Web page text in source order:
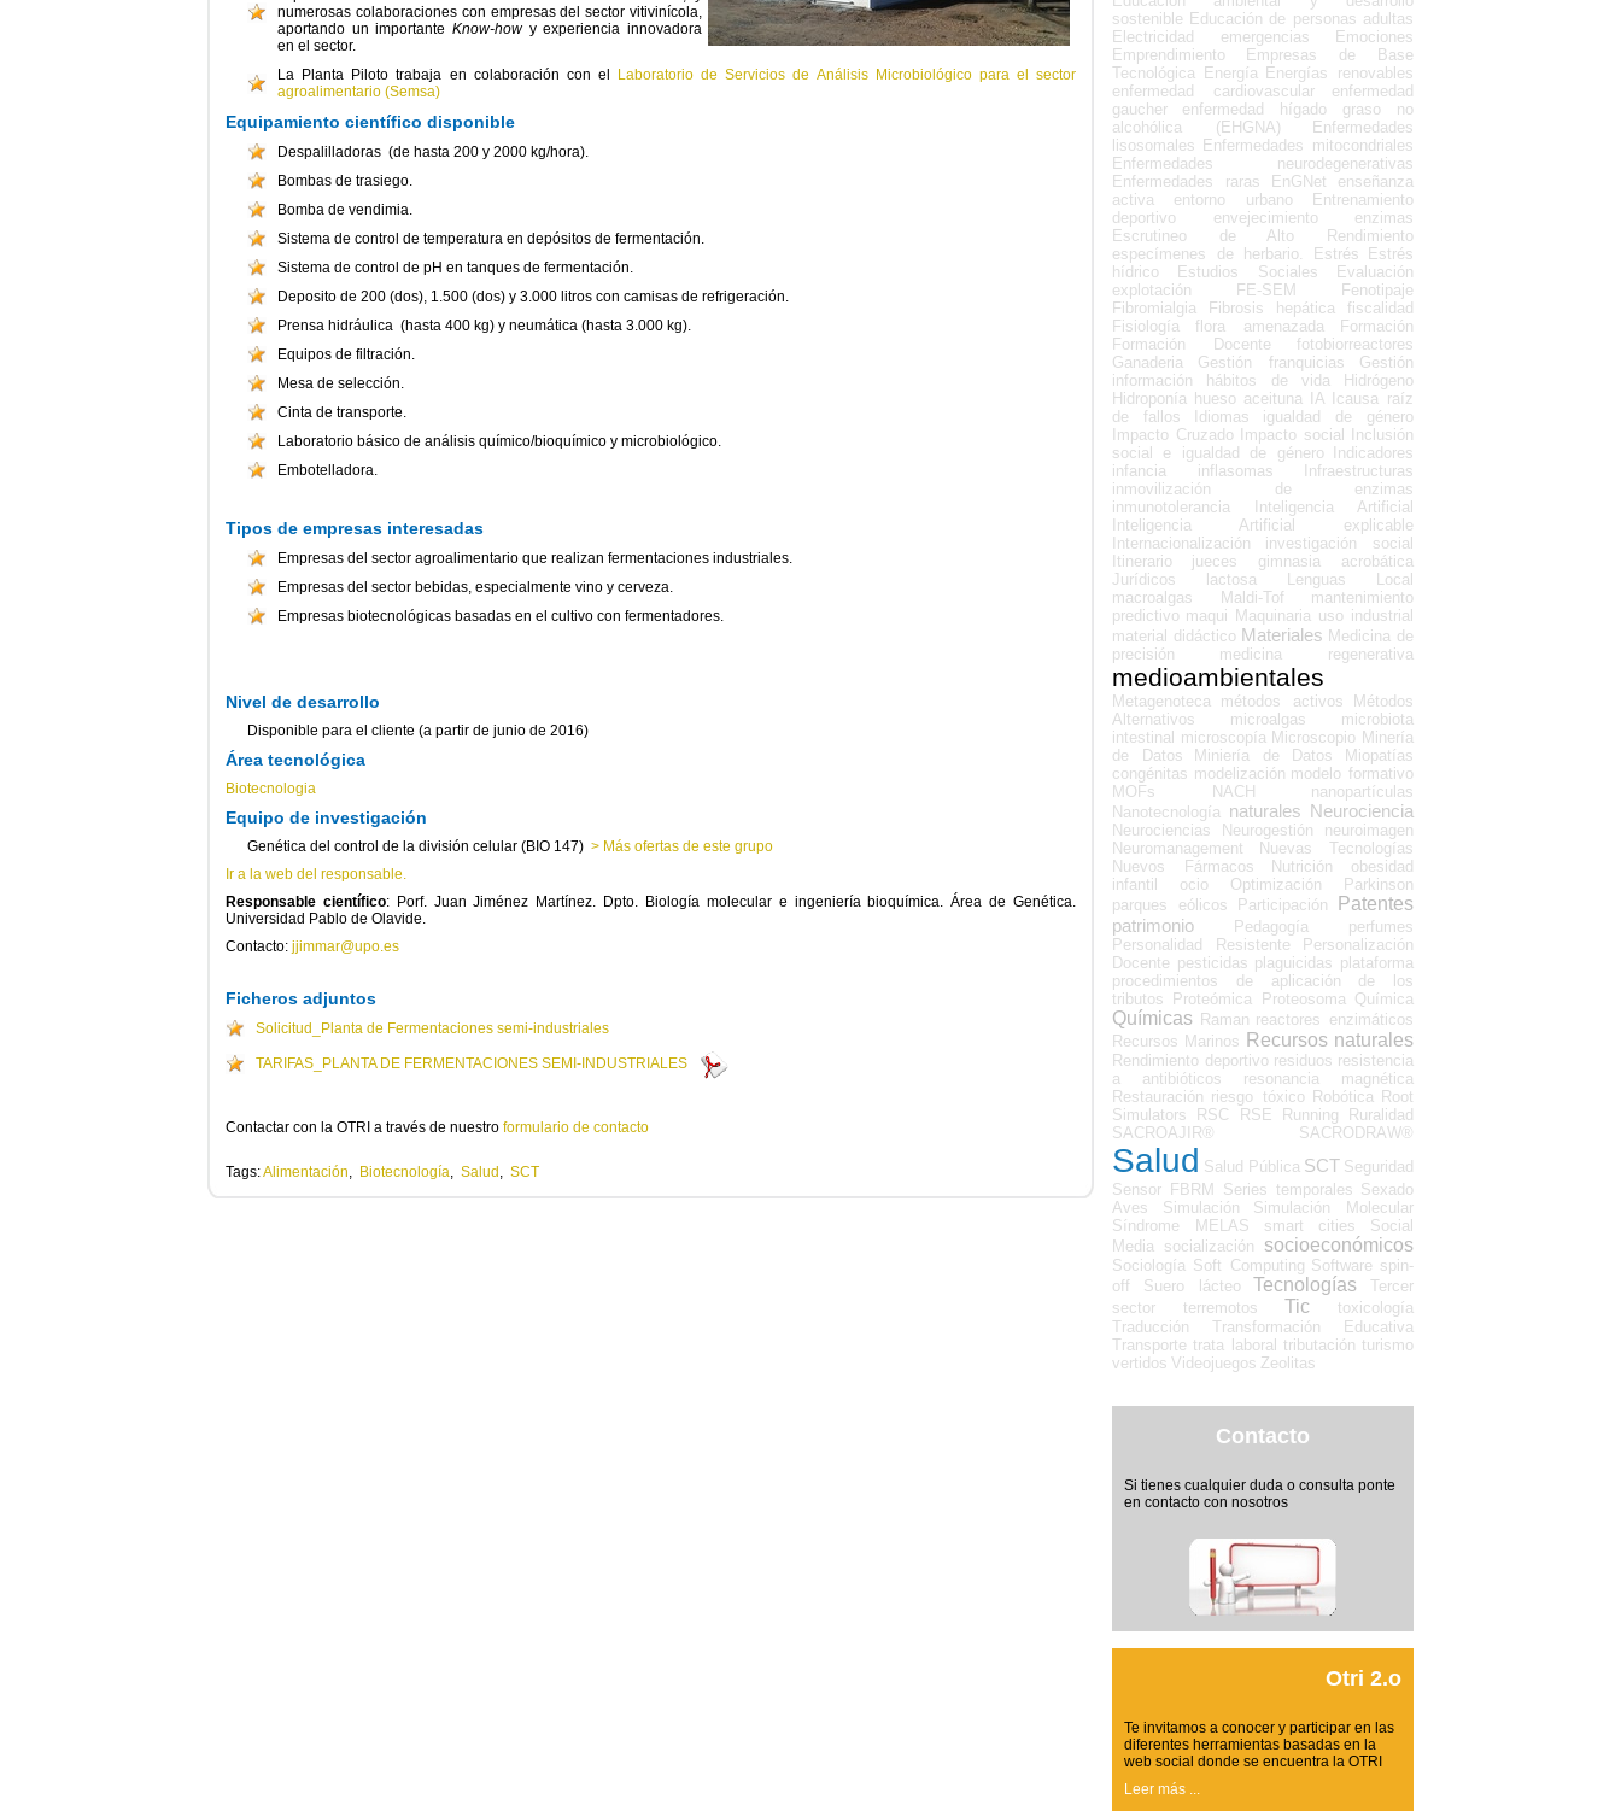
numerosas colaboraciones con empresas del sector vitivinícola,
aportando un importante Know-howy experiencia innovadora
en el sector.
La Planta Piloto trabaja en colaboración con el
Laboratorio de Servicios de Análisis Microbiológico para el sector
agroalimentario (Semsa)
Equipamiento científico disponible
Despalilladoras (de hasta 200 y 2000 kg/hora).
Bombas de trasiego.
Bomba de vendimia.
Sistema de control de temperatura en depósitos de fermentación.
Sistema de control de pH en tanques de fermentación.
Deposito de 200 (dos), 1.500 (dos) y 3.000 litros con camisas de refrigeración.
Prensa hidráulica (hasta 400 kg) y neumática (hasta 3.000 kg).
Equipos de filtración.
Mesa de selección.
Cinta de transporte.
Laboratorio básico de análisis químico/bioquímico y microbiológico.
Embotelladora.
Tipos de empresas interesadas
Empresas del sector agroalimentario que realizan fermentaciones industriales.
Empresas del sector bebidas, especialmente vino y cerveza.
Empresas biotecnológicas basadas en el cultivo con fermentadores.
Nivel de desarrollo
Disponible para el cliente (a partir de junio de 2016)
Área tecnológica
Biotecnologia
Equipo de investigación
Genética del control de la división celular (BIO 147) > Más ofertas de este grupo
Ir a la web del responsable.
Responsable científico: Porf. Juan Jiménez Martínez. Dpto. Biología molecular e ingeniería bioquímica. Área de Genética.
Universidad Pablo de Olavide.
Contacto: jjimmar@upo.es
Ficheros adjuntos
Solicitud_Planta de Fermentaciones semi-industriales
TARIFAS_PLANTA DE FERMENTACIONES SEMI-INDUSTRIALES
Contactar con la OTRI a través de nuestro formulario de contacto
Tags:Alimentación, Biotecnología, Salud , SCT
sostenible Educación de personas adultas
Electricidad
emergencias
Emociones
Emprendimiento
Empresas de Base
Tecnológica Energía Energías renovables
enfermedad cardiovascular
enfermedad
gaucher
enfermedad hígado graso no
alcohólica (EHGNA)
Enfermedades
lisosomales Enfermedades mitocondriales
Enfermedades neurodegenerativas
Enfermedades raras
EnGNet
enseñanza
activa
entorno urbano
Entrenamiento
deportivo
envejecimiento
enzimas
Escrutineo de Alto Rendimiento
especímenes de herbario.
Estrés
Estrés
hídrico
Estudios Sociales
Evaluación
explotación
FE-SEM
Fenotipaje
Fibromialgia
Fibrosis hepática
fiscalidad
Fisiología
flora amenazada
Formación
Formación Docente
fotobiorreactores
Ganaderia
Gestión franquicias
Gestión
información
hábitos de vida
Hidrógeno
Hidroponía hueso aceituna IA
Icausa raíz
de fallos
Idiomas
igualdad de género
Impacto Cruzado
Impacto social
Inclusión
social e igualdad de género
Indicadores
infancia
inflasomas
Infraestructuras
inmovilización de enzimas
inmunotolerancia
Inteligencia Artificial
Inteligencia Artificial explicable
Internacionalización
investigación social
Itinerario
jueces gimnasia acrobática
Jurídicos
lactosa Lenguas
Local
macroalgas
Maldi-Tof
mantenimiento
predictivo maqui Maquinaria uso industrial
material didáctico Materiales Medicina de
precisión
medicina regenerativa
medioambientales
Metagenoteca métodos activos
Métodos
Alternativos
microalgas
microbiota
intestinal microscopía Microscopio Minería
de Datos
Miniería de Datos
Miopatías
congénitas modelización modelo formativo
MOFs
NACH
nanopartículas
Nanotecnología naturales Neurociencia
Neurociencias Neurogestión
neuroimagen
Neuromanagement
Nuevas Tecnologías
Nuevos Fármacos
Nutrición
obesidad
infantil
ocio Optimización
Parkinson
parques eólicos
Participación
Patentes
patrimonio
Pedagogía
perfumes
Personalidad Resistente
Personalización
Docente pesticidas plaguicidas plataforma
procedimientos de aplicación de los
tributos
Proteómica Proteosoma Química
Químicas Raman reactores enzimáticos
Recursos Marinos Recursos naturales
Rendimiento deportivo residuos resistencia
a antibióticos
resonancia magnética
Restauración riesgo tóxico Robótica Root
Simulators
RSC RSE Running
Ruralidad
SACROAJIR®
SACRODRAW®
Salud Salud Pública SCT Seguridad
Sensor FBRM
Series temporales Sexado
Aves
Simulación
Simulación Molecular
Síndrome MELAS
smart cities
Social
Media socialización socioeconómicos
Sociología Soft Computing Software spin-
off
Suero lácteo Tecnologías
Tercer
sector
terremotos Tic
toxicología
Traducción
Transformación Educativa
Transporte trata laboral tributación turismo
vertidos Videojuegos Zeolitas
Contacto
Si tienes cualquier duda o consulta ponte
en contacto con nosotros
Otri 2.o
Te invitamos a conocer y participar en las
diferentes herramientas basadas en la
web social donde se encuentra la OTRI
Leer más ...